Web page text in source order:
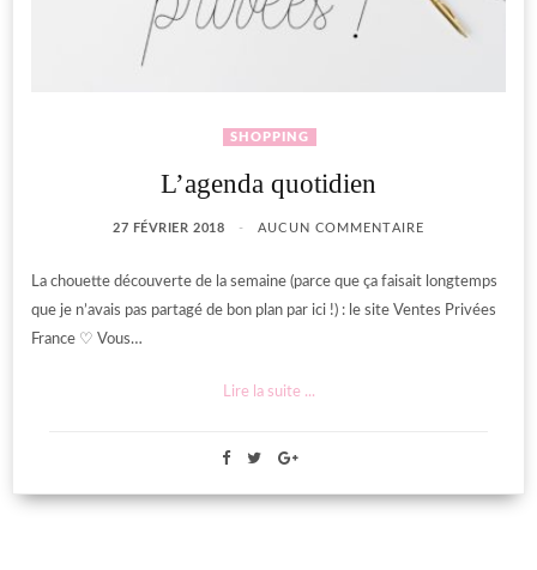
SHOPPING
L’agenda quotidien
27 FÉVRIER 2018 AUCUN COMMENTAIRE
La chouette découverte de la semaine (parce que ça faisait longtemps
que je n’avais pas partagé de bon plan par ici !) : le site Ventes Privées
France ♡ Vous…
Lire la suite ...